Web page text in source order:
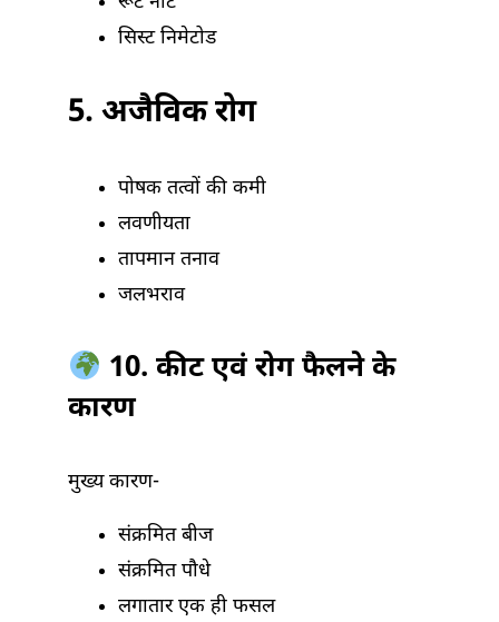
सिस्ट निमेटोड
5. अजैविक रोग
पोषक तत्वों की कमी
लवणीयता
तापमान तनाव
जलभराव
10. कीट एवं रोग फैलने के
कारण
मुख्य कारण-
संक्रमित बीज
संक्रमित पौधे
लगातार एक ही फसल